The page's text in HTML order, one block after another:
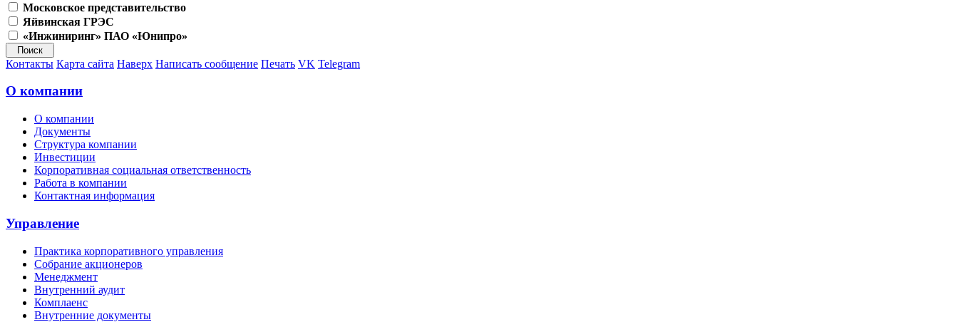
Московское представительство
Яйвинская ГРЭС
«Инжиниринг» ПАО «Юнипро»
Контакты Карта сайта Наверх Написать сообщение Печать VK Telegram
О компании
О компании
Документы
Структура компании
Инвестиции
Корпоративная социальная ответственность
Работа в компании
Контактная информация
Управление
Практика корпоративного управления
Собрание акционеров
Менеджмент
Внутренний аудит
Комплаенс
Внутренние документы